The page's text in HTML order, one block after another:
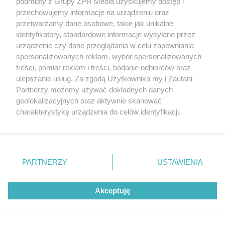
przechowujemy informacje na urządzeniu oraz
przetwarzamy dane osobowe, takie jak unikalne
identyfikatory, standardowe informacje wysyłane przez
urządzenie czy dane przeglądania w celu zapewniania
spersonalizowanych reklam, wybór spersonalizowanych
treści, pomiar reklam i treści, badanie odbiorców oraz
ulepszanie usług. Za zgodą Użytkownika my i Zaufani
Partnerzy możemy używać dokładnych danych
geolokalizacyjnych oraz aktywnie skanować
charakterystykę urządzenia do celów identyfikacji.
zmienić/wycofać klikając przycisk ustawień prywatności
znajdujący się w lewym dolnym rogu strony
rodzaje przetwarzania danych nie wymagają zgody
użytkownika, ale masz prawo sprzeciwić się takiemu
przetwarzaniu. Preferencje będą miały zastosowanie tylko
PARTNERZY USTAWIENIA
Akceptuję